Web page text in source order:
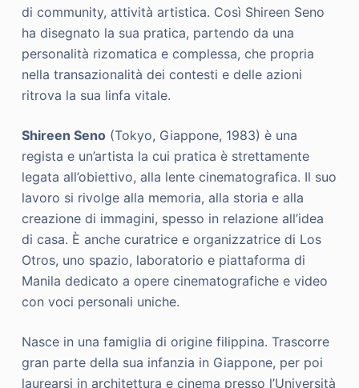
di community, attività artistica. Così Shireen Seno
ha disegnato la sua pratica, partendo da una
personalità rizomatica e complessa, che propria
nella transazionalità dei contesti e delle azioni
ritrova la sua linfa vitale.
Shireen Seno(Tokyo, Giappone, 1983) è una
regista e un’artista la cui pratica è strettamente
legata all’obiettivo, alla lente cinematografica. Il suo
lavoro si rivolge alla memoria, alla storia e alla
creazione di immagini, spesso in relazione all’idea
di casa. È anche curatrice e organizzatrice di Los
Otros, uno spazio, laboratorio e piattaforma di
Manila dedicato a opere cinematografiche e video
con voci personali uniche.
Nasce in una famiglia di origine filippina. Trascorre
gran parte della sua infanzia in Giappone, per poi
laurearsi in architettura e cinema presso l’Università